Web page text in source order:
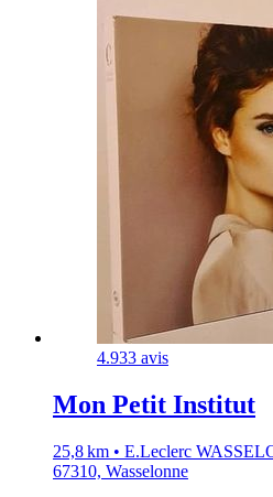
4.933 avis
Mon Petit Institut
25,8 km • E.Leclerc
67310, Wasselonne